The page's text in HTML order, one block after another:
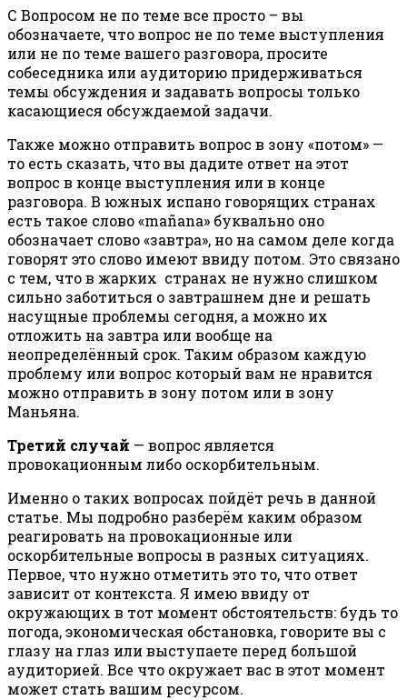
С Вопросом не по теме все просто – вы
обозначаете, что вопрос не по теме выступления
или не по теме вашего разговора, просите
собеседника или аудиторию придерживаться
темы обсуждения и задавать вопросы только
касающиеся обсуждаемой задачи.
Также можно отправить вопрос в зону «потом» —
то есть сказать, что вы дадите ответ на этот
вопрос в конце выступления или в конце
разговора. В южных испано говорящих странах
есть такое слово «mañana» буквально оно
обозначает слово «завтра», но на самом деле когда
говорят это слово имеют ввиду потом. Это связано
с тем, что в жарких странах не нужно слишком
сильно заботиться о завтрашнем дне и решать
насущные проблемы сегодня, а можно их
отложить на завтра или вообще на
неопределённый срок. Таким образом каждую
проблему или вопрос который вам не нравится
можно отправить в зону потом или в зону
Маньяна.
Третий случай — вопрос является
провокационным либо оскорбительным.
Именно о таких вопросах пойдёт речь в данной
статье. Мы подробно разберём каким образом
реагировать на провокационные или
оскорбительные вопросы в разных ситуациях.
Первое, что нужно отметить это то, что ответ
зависит от контекста. Я имею ввиду от
окружающих в тот момент обстоятельств: будь то
погода, экономическая обстановка, говорите вы с
глазу на глаз или выступаете перед большой
аудиторией. Все что окружает вас в этот момент
может стать вашим ресурсом.